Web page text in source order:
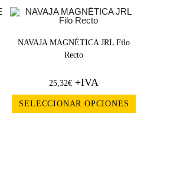
NAVAJA MAGNÉTICA JRL Filo
Recto
25,32€ +IVA
SELECCIONAR OPCIONES